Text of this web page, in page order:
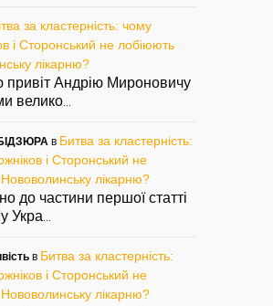
за кластерність: чому
і Сторонський не лобіюють
лікарню?
Андрію Мироновичу
велико
в Битва за кластерність:
і Сторонський не
лікарню?
до частини першої статті
Укра
в Битва за кластерність:
і Сторонський не
лікарню?